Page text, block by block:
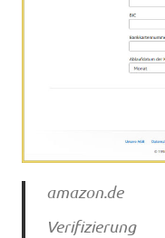
amazon.de
Verifizierung